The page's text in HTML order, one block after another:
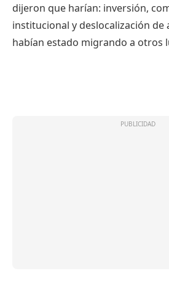
dijeron que harían: inversión,
institucional y deslocalización de
habían estado migrando a otros